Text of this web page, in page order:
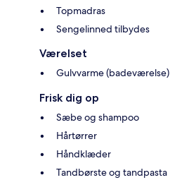
Topmadras
Sengelinned tilbydes
Værelset
Gulvvarme (badeværelse)
Frisk dig op
Sæbe og shampoo
Hårtørrer
Håndklæder
Tandbørste og tandpasta